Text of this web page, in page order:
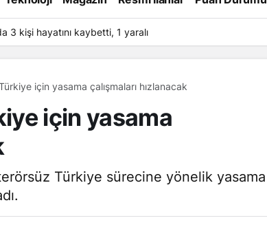
3 kişi hayatını kaybetti, 1 yaralı
için yasama çalışmaları hızlanacak
için yasama
Türkiye sürecine yönelik yasama